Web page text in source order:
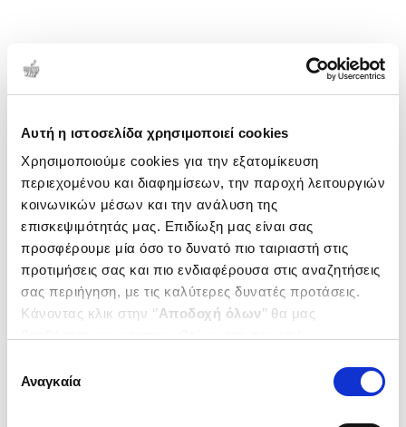
Αυτή η ιστοσελίδα χρησιμοποιεί cookies
Χρησιμοποιούμε cookies για την εξατομίκευση
περιεχομένου και διαφημίσεων, την παροχή λειτουργιών
κοινωνικών μέσων και την ανάλυση της
επισκεψιμότητάς μας. Επιδίωξη μας είναι σας
προσφέρουμε μία όσο το δυνατό πιο ταιριαστή στις
προτιμήσεις σας και πιο ενδιαφέρουσα στις αναζητήσεις
σας περιήγηση, με τις καλύτερες δυνατές προτάσεις.
Κάνοντας κλικ στην ‘’Αποδοχή όλων’’ θα μας
ενδιαφέρουν και να επιλέξετε από τα παρακάτω με την
΄΄και να ενημερωθείτε σχετικά με
συγκατάθεσης
Αναγκαία